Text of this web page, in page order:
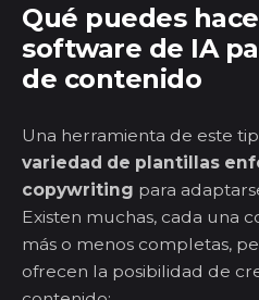
Qué puedes
software de IA
de contenido
Una herramienta de este
variedad de plantillas
copywriting para
Existen muchas, cada una
más o menos completas,
ofrecen la posibilidad de